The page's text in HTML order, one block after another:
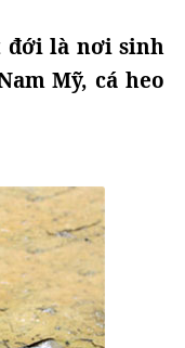
đới là nơi sinh
Mỹ, cá heo